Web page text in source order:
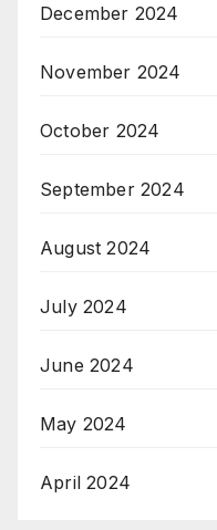
December 2024
November 2024
October 2024
September 2024
August 2024
July 2024
June 2024
May 2024
April 2024